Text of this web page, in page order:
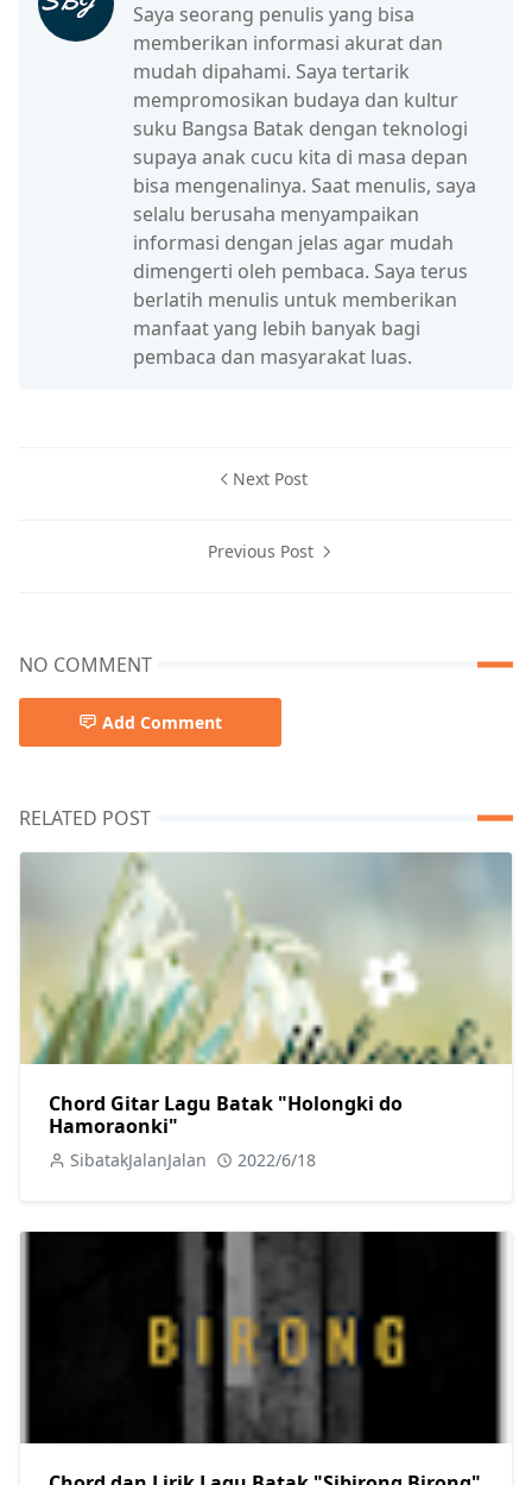
Saya seorang penulis yang bisa
memberikan informasi akurat dan
mudah dipahami. Saya tertarik
mempromosikan budaya dan kultur
suku Bangsa Batak dengan teknologi
supaya anak cucu kita di masa depan
bisa mengenalinya. Saat menulis, saya
selalu berusaha menyampaikan
informasi dengan jelas agar mudah
dimengerti oleh pembaca. Saya terus
berlatih menulis untuk memberikan
manfaat yang lebih banyak bagi
pembaca dan masyarakat luas.
Next Post
Previous Post
NO COMMENT
Add Comment
RELATED POST
Chord Gitar Lagu Batak "Holongki do
Hamoraonki"
SibatakJalanJalan 2022/6/18